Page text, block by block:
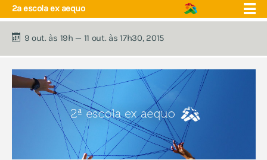
quem somos
eventos
próximos eventos
eventos anuais:
núcleos
projecto educação
apoio e saúde
fórum
contactos
2ª escola ex aequo
9 out. às 19h — 11 out. às 17h30, 2015